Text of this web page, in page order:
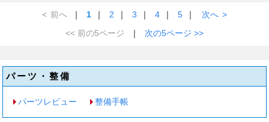
< 前へ ｜ 1 ｜ 2 ｜ 3 ｜ 4 ｜ 5 ｜ 次へ >
<< 前の5ページ
｜ 次の5ページ >>
パーツ・整備
パーツレビュー 整備手帳